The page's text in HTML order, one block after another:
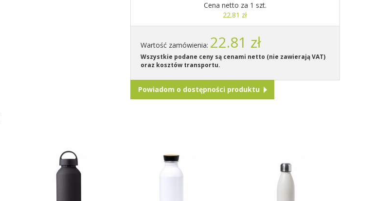
Cena netto za 1 szt.
22.81 zł
Wartość zamówienia: 22.81 zł
Wszystkie podane ceny są cenami netto (nie zawierają VAT)
oraz kosztów transportu.
Powiadom o dostępności produktu